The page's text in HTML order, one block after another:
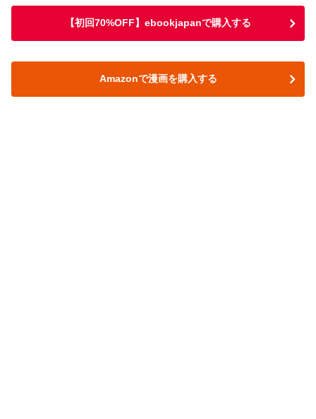
【初回70%OFF】ebookjapanで購入する
Amazonで漫画を購入する